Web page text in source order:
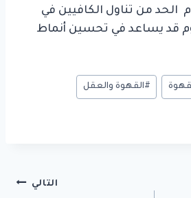
الحد من تناول الكافيين في
قد يساعد في تحسين أنماط
#القهوة والعقل
التالي